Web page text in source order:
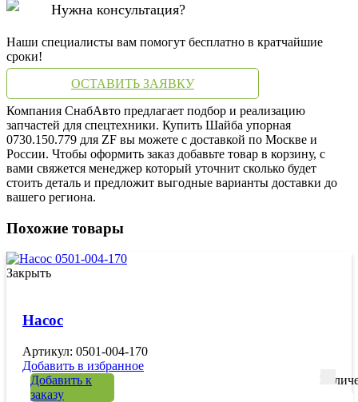
Нужна консультация?
Наши специалисты вам помогут бесплатно в кратчайшие
сроки!
ОСТАВИТЬ ЗАЯВКУ
Компания СнабАвто предлагает подбор и реализацию
запчастей для спецтехники. Купить Шайба упорная
0730.150.779 для ZF вы можете с доставкой по Москве и
России. Чтобы оформить заказ добавьте товар в корзину, с
вами свяжется менеджер который уточнит сколько будет
стоить деталь и предложит выгодные варианты доставки до
вашего региона.
Похожие товары
Закрыть
Насос
Артикул: 0501-004-170
Добавить в избранное
Добавить к
заказу